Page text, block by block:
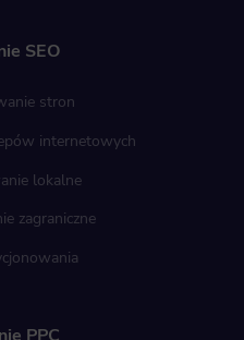
SEO
stron
internetowych
lokalne
zagraniczne